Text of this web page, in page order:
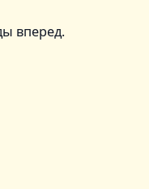
вперед.